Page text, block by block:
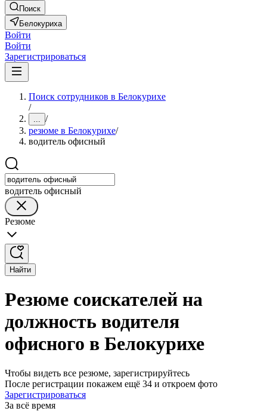
Поиск
Белокуриха
Войти
Войти
Зарегистрироваться
Поиск сотрудников в Белокурихе
/
... /
резюме в Белокурихе/
водитель офисный
водитель офисный
Резюме
Найти
Резюме соискателей на
должность водителя
офисного в Белокурихе
Чтобы видеть все резюме, зарегистрируйтесь
После регистрации покажем ещё 34 и откроем фото
Зарегистрироваться
За всё время